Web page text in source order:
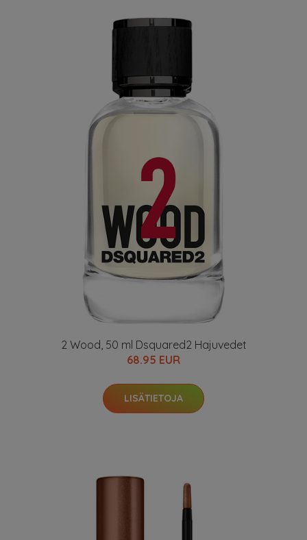
2 Wood, 50 ml Dsquared2 Hajuvedet
68.95 EUR
LISÄTIETOJA